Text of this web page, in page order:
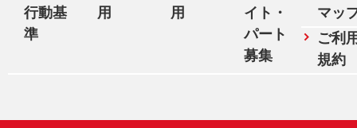
行動基
準
用
用
イト・
パート
募集
マッ
ご利
規約